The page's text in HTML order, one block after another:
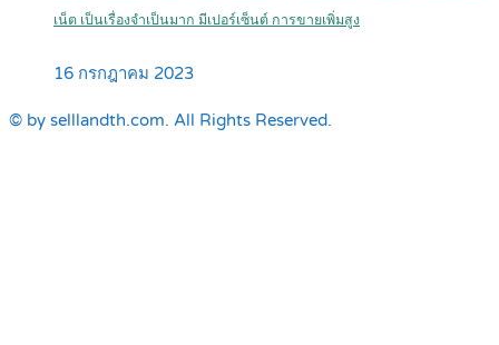
เน็ต เป็นเรื่องจำเป็นมาก มีเปอร์เซ็นต์ การขายเพิ่มสูง
16 กรกฎาคม 2023
© by selllandth.com. All Rights Reserved.